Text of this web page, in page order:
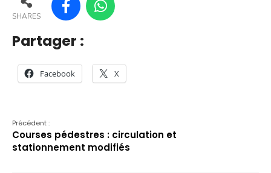
SHARES
Partager :
Facebook X
Précédent :
Courses pédestres : circulation et
stationnement modifiés